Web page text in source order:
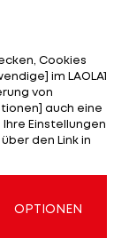
die
nach
am
unter. Kurz
auch
Cookies
im LAOLA1
von
auch eine
Einstellungen
den Link in
OPTIONEN